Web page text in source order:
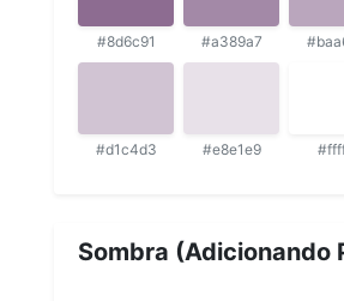
#8d6c91 #a389a7
#d1c4d3 #e8e1e9
Sombra (Adicionando